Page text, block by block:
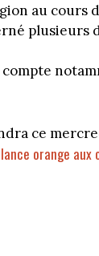
au cours
plusieurs
ce
orange aux